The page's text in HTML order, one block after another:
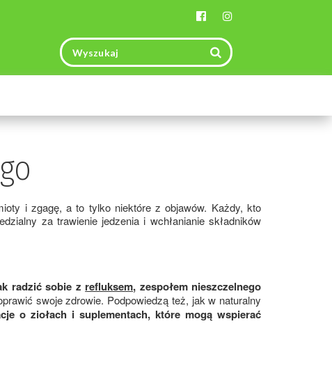
i zgagę, a to tylko niektóre z objawów. Każdy, kto
za trawienie jedzenia i wchłanianie składników
radzić sobie z refluksem, zespołem nieszczelnego
swoje zdrowie. Podpowiedzą też, jak w naturalny
o ziołach i suplementach, które mogą wspierać